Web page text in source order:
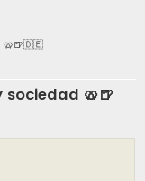
🥨🍺🇩🇪
🥨🍺